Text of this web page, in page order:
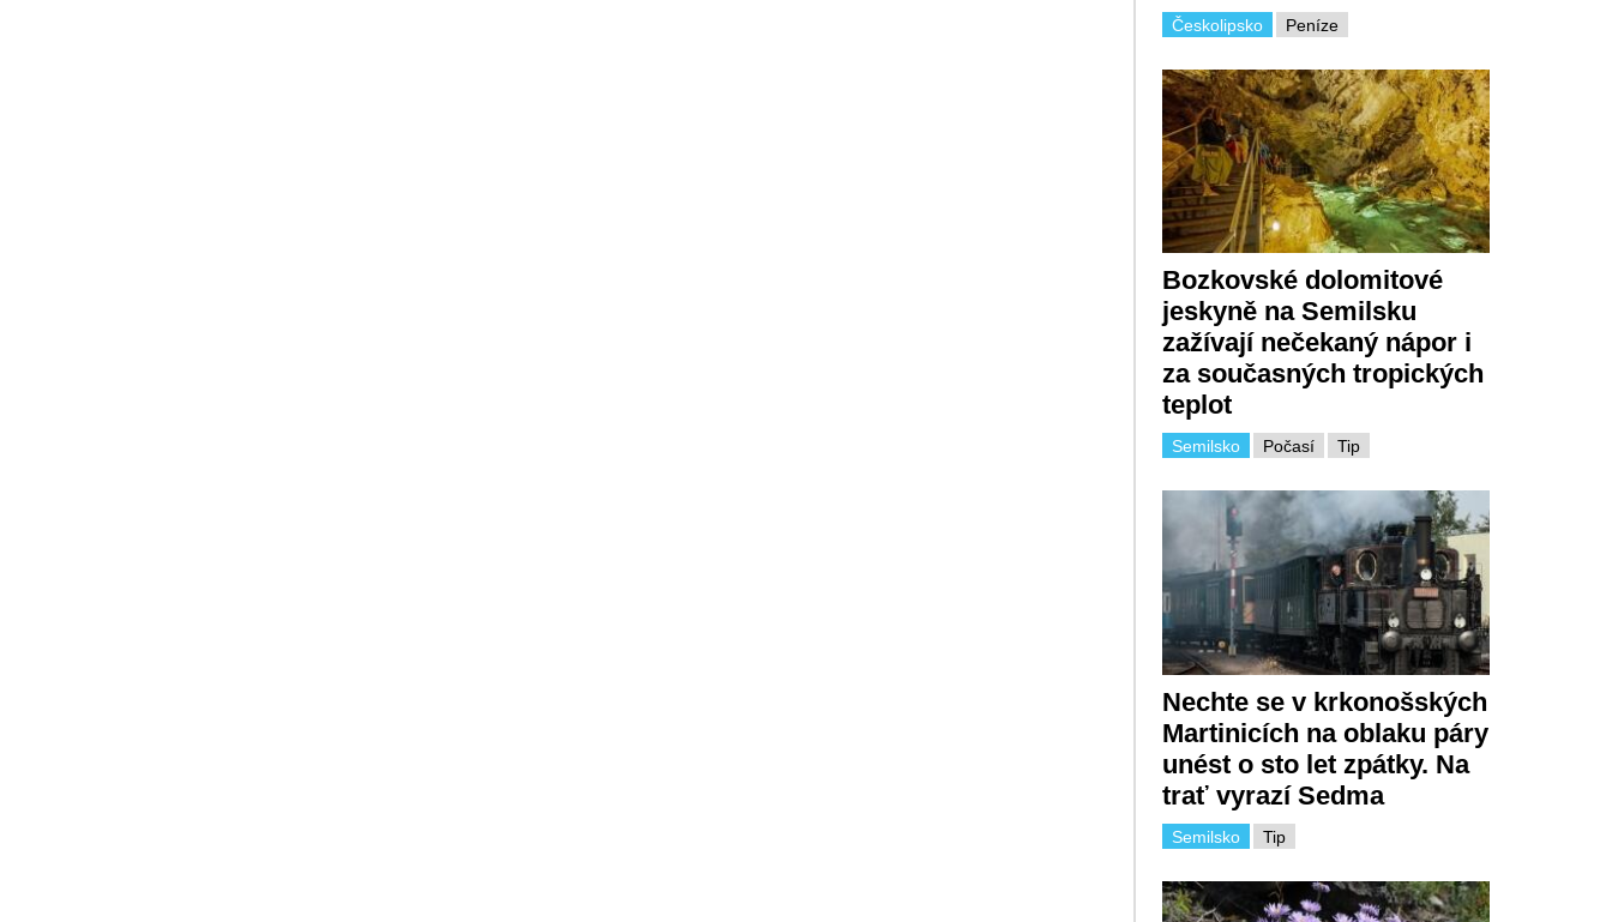
Českolipsko Peníze
Bozkovské dolomitové
jeskyně na Semilsku
zažívají nečekaný nápor i
za současných tropických
teplot
Počasí
Semilsko Tip
Nechte se v krkonošských
Martinicích na oblaku páry
unést o sto let zpátky. Na
trať vyrazí Sedma
Semilsko Tip